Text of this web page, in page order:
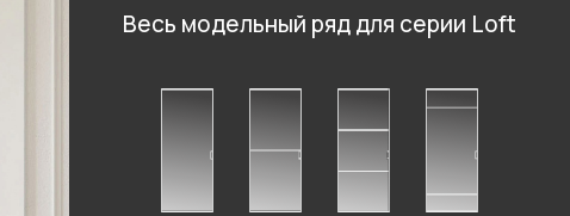
Весь модельный ряд для серии Loft